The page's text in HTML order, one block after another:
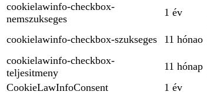
cookielawinfo-checkbox-
nemszukseges
1 év
cookielawinfo-checkbox-szukseges
11 hónao
cookielawinfo-checkbox-
teljesitmeny
11 hónap
CookieLawInfoConsent
1 év